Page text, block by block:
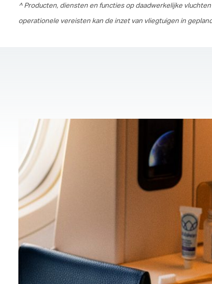
^ Producten, diensten en functies op daadwerkelijke
operationele vereisten kan de inzet van vliegtuigen in